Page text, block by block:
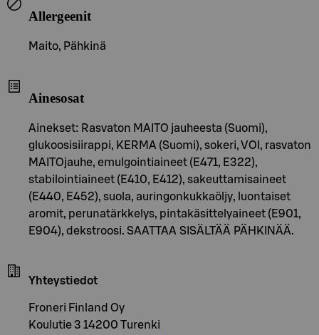
Allergeenit
Maito, Pähkinä
Ainesosat
Ainekset: Rasvaton MAITO jauheesta (Suomi),
glukoosisiirappi, KERMA (Suomi), sokeri, VOI, rasvaton
MAITOjauhe, emulgointiaineet (E471, E322),
stabilointiaineet (E410, E412), sakeuttamisaineet
(E440, E452), suola, auringonkukkaöljy, luontaiset
aromit, perunatärkkelys, pintakäsittelyaineet (E901,
E904), dekstroosi. SAATTAA SISÄLTÄÄ PÄHKINÄÄ.
Yhteystiedot
Froneri Finland Oy
Koulutie 3 14200 Turenki